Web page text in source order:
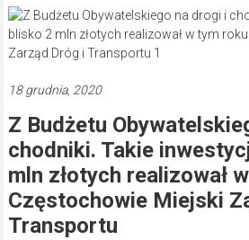
Częstochowa,
Kłobuck,
Lubliniec,
18 grudnia, 2020
Z Budżetu
chodniki. Takie
mln złotych realizował
Częstochowie Miejski
Transportu